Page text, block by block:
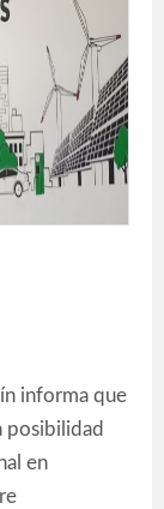
informa que
posibilidad
en